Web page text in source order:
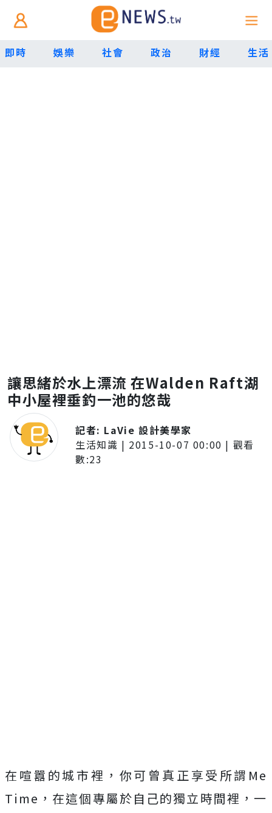
即時 娛樂 社會 政治 財經 生活
讓思緒於水上漂流 在Walden Raft湖
中小屋裡垂釣一池的悠哉
記者: LaVie 設計美學家
生活知識 | 2015-10-07 00:00 | 觀看
數:23
在喧囂的城市裡，你可曾真正享受所謂Me
Time，在這個專屬於自己的獨立時間裡，一